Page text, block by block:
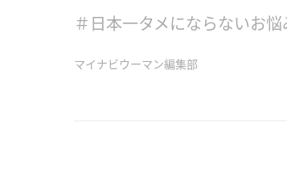
＃日本一タメにならないお悩
マイナビウーマン編集部